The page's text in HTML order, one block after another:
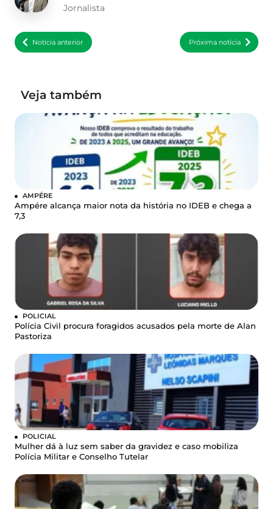
Jornalista
Notícia anterior Próxima notícia
Veja também
AMPÉRE
Ampére alcança maior nota da história no IDEB e chega a
7,3
POLICIAL
Polícia Civil procura foragidos acusados pela morte de Alan
Pastoriza
POLICIAL
Mulher dá à luz sem saber da gravidez e caso mobiliza
Polícia Militar e Conselho Tutelar